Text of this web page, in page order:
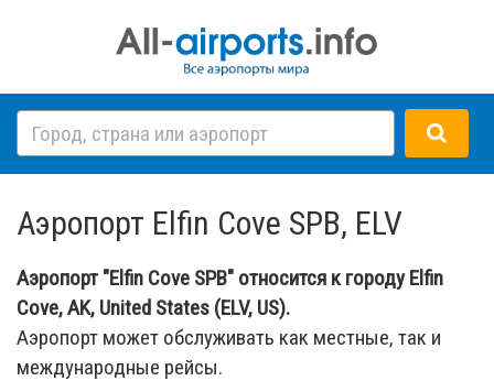
Аэропорт Elfin Cove SPB, ELV
Аэропорт "Elfin Cove SPB" относится к городу Elfin
Cove, AK, United States (ELV, US).
Аэропорт может обслуживать как местные, так и
международные рейсы.